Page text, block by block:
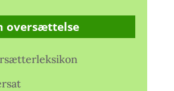
oversættelse